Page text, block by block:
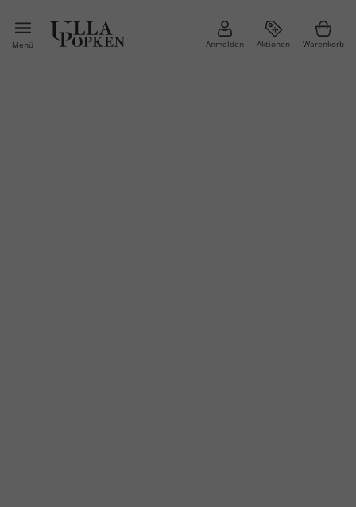
Menü Anmelden Aktionen Warenkorb